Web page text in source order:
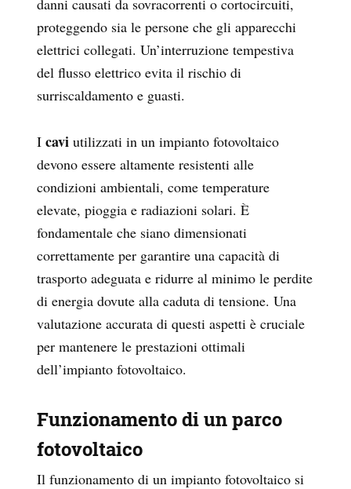
proteggendo sia le persone che gli apparecchi
elettrici collegati. Un’interruzione tempestiva
del flusso elettrico evita il rischio di
surriscaldamento e guasti.
I cavi utilizzati in un impianto fotovoltaico
devono essere altamente resistenti alle
condizioni ambientali, come temperature
elevate, pioggia e radiazioni solari. È
fondamentale che siano dimensionati
correttamente per garantire una capacità di
trasporto adeguata e ridurre al minimo le perdite
di energia dovute alla caduta di tensione. Una
valutazione accurata di questi aspetti è cruciale
per mantenere le prestazioni ottimali
dell’impianto fotovoltaico.
Funzionamento di un parco
fotovoltaico
Il funzionamento di un impianto fotovoltaico si